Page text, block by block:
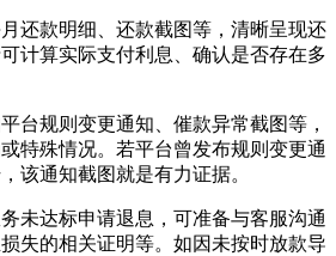
还款明细、还款截图等，清晰呈现还
计算实际支付利息、确认是否存在多
台规则变更通知、催款异常截图等，
特殊情况。若平台曾发布规则变更通
该通知截图就是有力证据。
未达标申请退息，可准备与客服沟通
失的相关证明等。如因未按时放款导